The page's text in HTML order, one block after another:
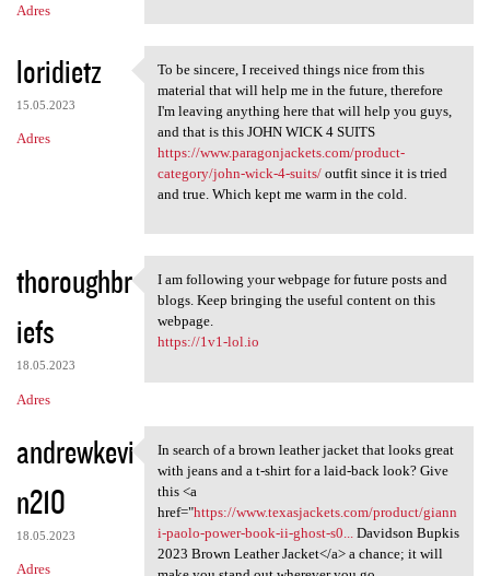
Adres
loridietz
15.05.2023
Adres
To be sincere, I received
To be sincere, I received things nice from this
material that will help me in the future, therefore
I'm leaving anything here that will help you guys,
and that is this JOHN WICK 4 SUITS
https://www.paragonjackets.com/product-
category/john-wick-4-suits/outfit since it is tried
and true. Which kept me warm in the cold.
thoroughbr
iefs
18.05.2023
Adres
I am following your webpage
I am following your webpage for future posts and
blogs. Keep bringing the useful content on this
webpage.
https://1v1-lol.io
andrewkevi
n210
18.05.2023
Adres
In search of a brown leather
In search of a brown leather jacket that looks great
with jeans and a t-shirt for a laid-back look? Give
this <a
href="https://www.texasjackets.com/product/giann
i-paolo-power-book-ii-ghost-s0...Davidson Bupkis
2023 Brown Leather Jacket</a> a chance; it will